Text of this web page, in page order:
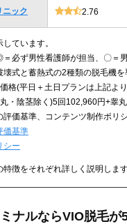
ニック 2.76
ています。
必ず男性看護師が担当、〇＝
式と蓄熱式の2種類の脱毛機を
格(平日＋土日プランは上記よ
・陰茎除く)5回102,960円+睾
価基準、コンテンツ制作ポリ
価基準
シー
徴をそれぞれ詳しく説明します
ナルならVIO脱毛